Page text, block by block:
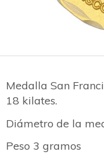
Medalla San
18 kilates.
Diámetro de la
Peso 3 gramos